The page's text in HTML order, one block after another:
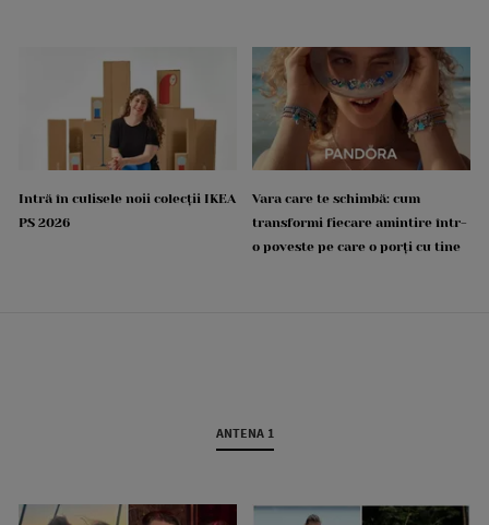
Intră în culisele noii colecții IKEA
PS 2026
Vara care te schimbă: cum
transformi fiecare amintire într-
o poveste pe care o porți cu tine
ANTENA 1